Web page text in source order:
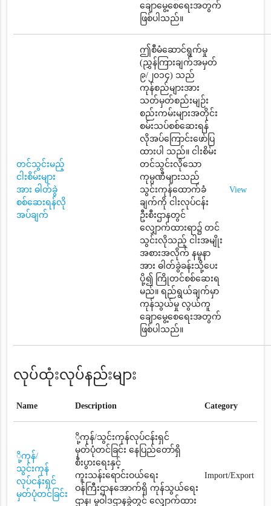
ချောမွေ့စေရေးအတွက်
ဖြစ်ပါသည်။
တင်သွင်းမည့်
ငါးစိမ်းများ
အား ဓါတ်ခွဲ
စစ်ဆေးရန်လို
အပ်ချက်
ဤစီမံဆောင်ရွက်မှု
(ညွှန်ကြားချက်အမှတ်
၉/၂၀၁၄) သည်
ကုန်စည်များအား
သတ်မှတ်စည်းမျဉ်း
စည်းကမ်းများအတိုင်း
စမ်းသပ်စစ်ဆေးရန်
လိုအပ်ကြောင်းဖော်ပြ
ထားပါ သည်။ ငါးစိမ်း
တင်သွင်းလိုသော
ကုမ္ပဏီများသည်
သွင်းကုန်ထောက်ခံ
ချက်ကို ငါးလုပ်ငန်း
ဦးစီးဌာနတွင်
လျှောက်ထားရာ၌ တင်
သွင်းလိုသည့် ငါးအမျိုး
အစားအလိုက် နမူနာ
အား ဓါတ်ခွဲခန်းသို့ပေး
ပို့၍ ကြိုတင်စစ်ဆေးရ
မည်။ ရည်ရွယ်ချက်မှာ
ကုန်သွယ်မှု လွယ်ကူ
ချောမွေ့စေရေးအတွက်
ဖြစ်ပါသည်။
View
လုပ်ထုံးလုပ်နည်းများ
Name Description Category
ို့ကုန်/
သွင်းကုန်
လုပ်ငန်းရှင်
မှတ်ပုံတင်ခြင်း
ို့ကုန်/သွင်းကုန်လုပ်ငန်းရှင်
မှတ်ပုံတင်ခြင်း နေပြည်တော်ရှိ
စီးပွားရေးနှင့်
ကူးသန်းရောင်းဝယ်ရေး
ဝန်ကြီးဌာနအောက်ရှိ ကုန်သွယ်ရေး
ဌာန၊ မူဝါဒဌာနခွဲတွင် လျှောက်ထား
Import/Export